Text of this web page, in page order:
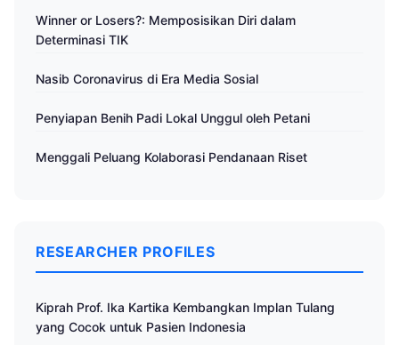
Winner or Losers?: Memposisikan Diri dalam
Determinasi TIK
Nasib Coronavirus di Era Media Sosial
Penyiapan Benih Padi Lokal Unggul oleh Petani
Menggali Peluang Kolaborasi Pendanaan Riset
RESEARCHER PROFILES
Kiprah Prof. Ika Kartika Kembangkan Implan Tulang
yang Cocok untuk Pasien Indonesia